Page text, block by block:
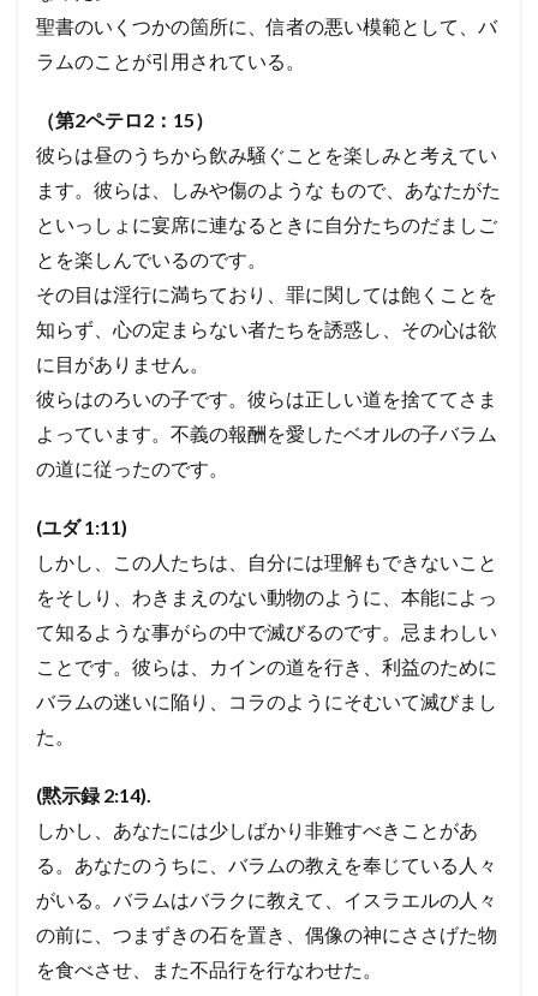
聖書のいくつかの箇所に、信者の悪い模範として、バ
ラムのことが引用されている。
（第2ペテロ2：15）
彼らは昼のうちから飲み騒ぐことを楽しみと考えてい
ます。彼らは、しみや傷のような もので、あなたがた
といっしょに宴席に連なるときに自分たちのだましご
とを楽しんでいるのです。
その目は淫行に満ちており、罪に関しては飽くことを
知らず、心の定まらない者たちを誘惑し、その心は欲
に目がありません。
彼らはのろいの子です。 彼らは正しい道を捨ててさま
よっています。不義の報酬を愛したベオルの子バラム
の道に従ったのです。
(ユダ 1:11)
しかし、この人たちは、自分には理解もできないこと
をそしり、わきまえのない動物のように、本能によっ
て知るような事がらの中で滅びるのです。 忌まわしい
ことです。彼らは、カインの道を行き、利益のために
バラムの迷いに陥り、コラのようにそむいて滅びまし
た。
(黙示録 2:14).
しかし、あなたには少しばかり非難すべきことがあ
る。あなたのうちに、バラムの教えを奉じている人々
がいる。バラムはバラクに教えて、イスラエルの人々
の前に、つまずきの石を置き、偶像の神にささげた物
を食べさせ、また不品行を行なわせた。